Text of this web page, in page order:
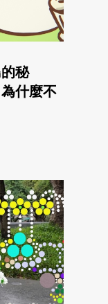
秘
什麼不